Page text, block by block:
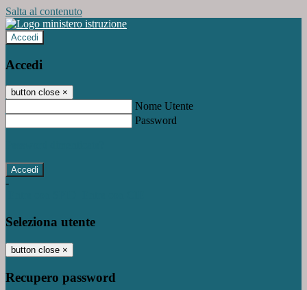
Salta al contenuto
Accedi
Accedi
button close ×
Nome Utente
Password
-
Seleziona utente
button close ×
Recupero password